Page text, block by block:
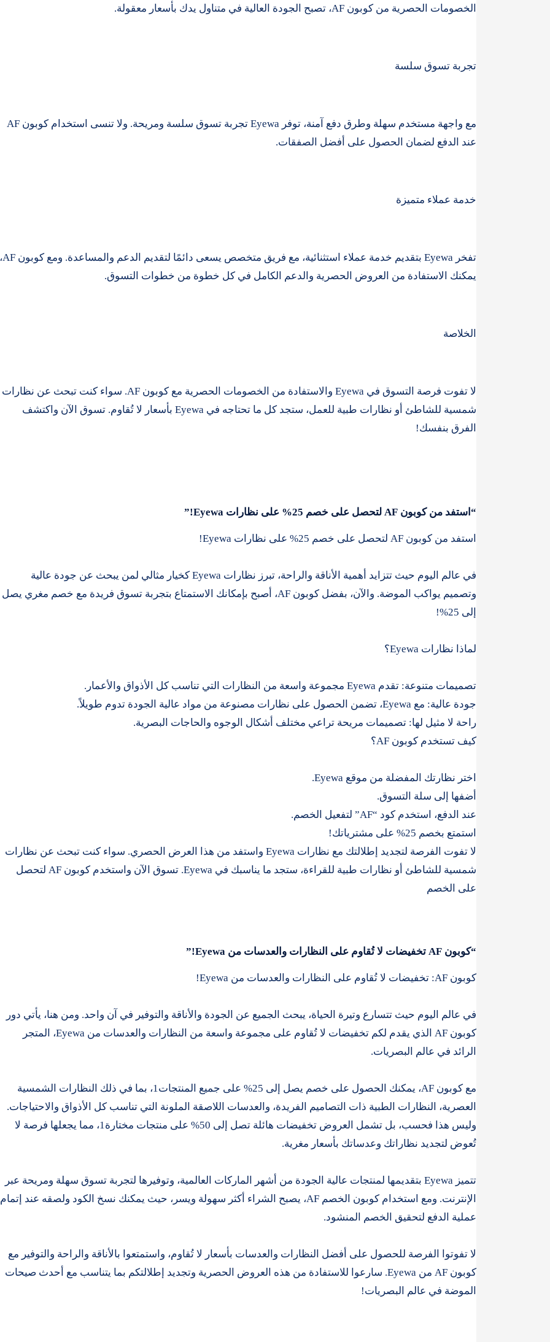
الخصومات الحصرية من كوبون AF، تصبح الجودة العالية في متناول يدك بأسعار معقولة.
تجربة تسوق سلسة
مع واجهة مستخدم سهلة وطرق دفع آمنة، توفر Eyewa تجربة تسوق سلسة ومريحة. ولا تنسى استخدام كوبون AF
عند الدفع لضمان الحصول على أفضل الصفقات.
خدمة عملاء متميزة
تفخر Eyewa بتقديم خدمة عملاء استثنائية، مع فريق متخصص يسعى دائمًا لتقديم الدعم والمساعدة. ومع كوبون AF،
يمكنك الاستفادة من العروض الحصرية والدعم الكامل في كل خطوة من خطوات التسوق.
الخلاصة
لا تفوت فرصة التسوق في Eyewa والاستفادة من الخصومات الحصرية مع كوبون AF. سواء كنت تبحث عن نظارات
شمسية للشاطئ أو نظارات طبية للعمل، ستجد كل ما تحتاجه في Eyewa بأسعار لا تُقاوم. تسوق الآن واكتشف
الفرق بنفسك!
“استفد من كوبون AF لتحصل على خصم 25% على نظارات Eyewa!”
استفد من كوبون AF لتحصل على خصم 25% على نظارات Eyewa!
في عالم اليوم حيث تتزايد أهمية الأناقة والراحة، تبرز نظارات Eyewa كخيار مثالي لمن يبحث عن جودة عالية
وتصميم يواكب الموضة. والآن، بفضل كوبون AF، أصبح بإمكانك الاستمتاع بتجربة تسوق فريدة مع خصم مغري يصل
إلى 25%!
لماذا نظارات Eyewa؟
تصميمات متنوعة: تقدم Eyewa مجموعة واسعة من النظارات التي تناسب كل الأذواق والأعمار.
جودة عالية: مع Eyewa، تضمن الحصول على نظارات مصنوعة من مواد عالية الجودة تدوم طويلاً.
راحة لا مثيل لها: تصميمات مريحة تراعي مختلف أشكال الوجوه والحاجات البصرية.
كيف تستخدم كوبون AF؟
اختر نظارتك المفضلة من موقع Eyewa.
أضفها إلى سلة التسوق.
عند الدفع، استخدم كود “AF” لتفعيل الخصم.
استمتع بخصم 25% على مشترياتك!
لا تفوت الفرصة لتجديد إطلالتك مع نظارات Eyewa واستفد من هذا العرض الحصري. سواء كنت تبحث عن نظارات
شمسية للشاطئ أو نظارات طبية للقراءة، ستجد ما يناسبك في Eyewa. تسوق الآن واستخدم كوبون AF لتحصل
على الخصم
“كوبون AF تخفيضات لا تُقاوم على النظارات والعدسات من Eyewa!”
كوبون AF: تخفيضات لا تُقاوم على النظارات والعدسات من Eyewa!
في عالم اليوم حيث تتسارع وتيرة الحياة، يبحث الجميع عن الجودة والأناقة والتوفير في آن واحد. ومن هنا، يأتي دور
كوبون AF الذي يقدم لكم تخفيضات لا تُقاوم على مجموعة واسعة من النظارات والعدسات من Eyewa، المتجر
الرائد في عالم البصريات.
مع كوبون AF، يمكنك الحصول على خصم يصل إلى 25% على جميع المنتجات1، بما في ذلك النظارات الشمسية
العصرية، النظارات الطبية ذات التصاميم الفريدة، والعدسات اللاصقة الملونة التي تناسب كل الأذواق والاحتياجات.
وليس هذا فحسب، بل تشمل العروض تخفيضات هائلة تصل إلى 50% على منتجات مختارة1، مما يجعلها فرصة لا
تُعوض لتجديد نظاراتك وعدساتك بأسعار مغرية.
تتميز Eyewa بتقديمها لمنتجات عالية الجودة من أشهر الماركات العالمية، وتوفيرها لتجربة تسوق سهلة ومريحة عبر
الإنترنت. ومع استخدام كوبون الخصم AF، يصبح الشراء أكثر سهولة ويسر، حيث يمكنك نسخ الكود ولصقه عند إتمام
عملية الدفع لتحقيق الخصم المنشود.
لا تفوتوا الفرصة للحصول على أفضل النظارات والعدسات بأسعار لا تُقاوم، واستمتعوا بالأناقة والراحة والتوفير مع
كوبون AF من Eyewa. سارعوا للاستفادة من هذه العروض الحصرية وتجديد إطلالتكم بما يتناسب مع أحدث صيحات
الموضة في عالم البصريات!